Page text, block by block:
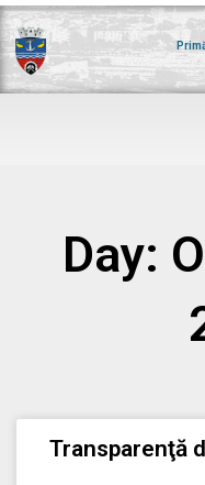
Skip
to
content
Day:
Transparenţă